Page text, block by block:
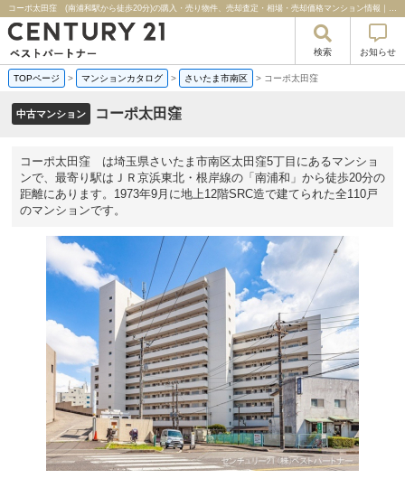
コーポ太田窪 (南浦和駅から徒歩20分)の購入・売り物件、売却査定・相場・売却価格マンション情報｜センチュリー２１ベストパートナー
検索 お知らせ
TOPページ > マンションカタログ > さいたま市南区 > コーポ太田窪
中古マンション コーポ太田窪
コーポ太田窪 は埼玉県さいたま市南区太田窪5丁目にあるマンショ
ンで、最寄り駅はＪＲ京浜東北・根岸線の「南浦和」から徒歩20分の
距離にあります。1973年9月に地上12階SRC造で建てられた全110戸
のマンションです。